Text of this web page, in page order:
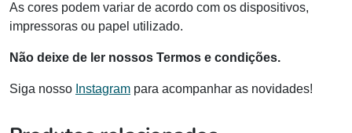
As cores podem variar de acordo com os dispositivos,
impressoras ou papel utilizado.
Não deixe de ler nossos Termos e condições.
Siga nosso Instagram para acompanhar as novidades!